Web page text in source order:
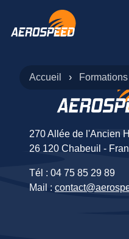
Accueil Formations
270 Allée de l'Ancien
26 120 Chabeuil -
Tél : 04 75 85 29 89
Mail :